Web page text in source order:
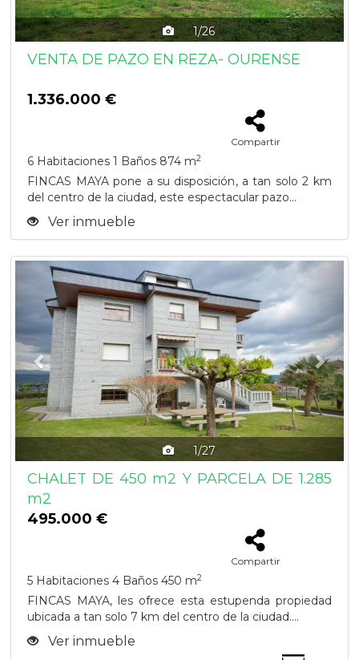
1/26
VENTA DE PAZO EN REZA- OURENSE
1.336.000 €
Compartir
6 Habitaciones 1 Baños 874 m2
FINCAS MAYA pone a su disposición, a tan solo 2 km
del centro de la ciudad, este espectacular pazo...
Ver inmueble
1/27
Previous
CHALET DE 450 m2 Y PARCELA DE 1.285
m2
495.000 €
Compartir
5 Habitaciones 4 Baños 450 m2
FINCAS MAYA, les ofrece esta estupenda propiedad
ubicada a tan solo 7 km del centro de la ciudad....
Ver inmueble